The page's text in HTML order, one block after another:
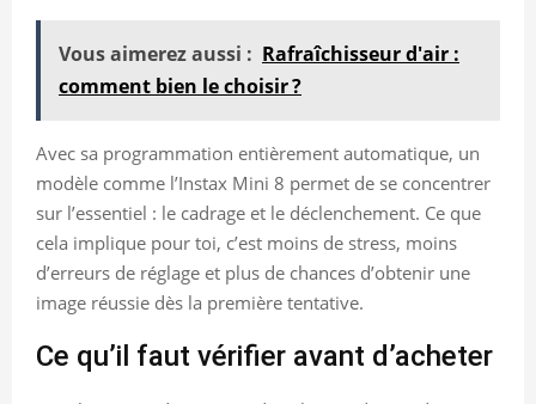
Vous aimerez aussi : Rafraîchisseur d'air :
comment bien le choisir ?
Avec sa programmation entièrement automatique, un
modèle comme l’Instax Mini 8 permet de se concentrer
sur l’essentiel : le cadrage et le déclenchement. Ce que
cela implique pour toi, c’est moins de stress, moins
d’erreurs de réglage et plus de chances d’obtenir une
image réussie dès la première tentative.
Ce qu’il faut vérifier avant d’acheter